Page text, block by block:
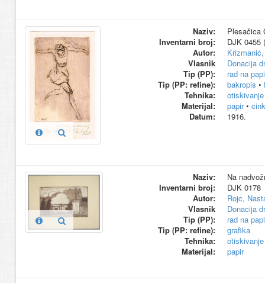
Naziv:
Plesačica
Inventarni broj:
DJK 0455
Autor:
Vlasnik
Donacija
Tip (PP):
rad na
Tip (PP: refine):
bakropis •
Tehnika:
otiskivanje
Materijal:
papir• cink
Datum:
1916.
Naziv:
Na
Inventarni broj:
DJK 0178
Autor:
Rojc,
Vlasnik
Donacija
Tip (PP):
rad na
Tip (PP: refine):
grafika
Tehnika:
otiskivanje
Materijal:
papir